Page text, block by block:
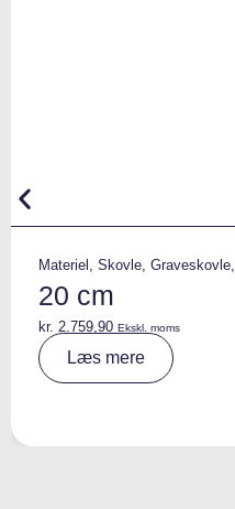
Materiel , Skovle, Graveskovle,
20 cm
kr. 2.759,90 Ekskl. moms
Læs mere